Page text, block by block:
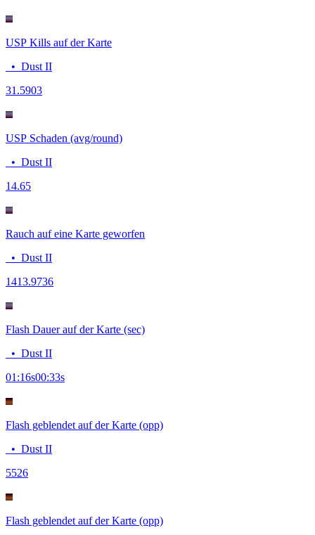
USP Kills auf der Karte
• Dust II
31.5903
USP Schaden (avg/round)
• Dust II
14.65
Rauch auf eine Karte geworfen
• Dust II
1413.9736
Flash Dauer auf der Karte (sec)
• Dust II
01:16s00:33s
Flash geblendet auf der Karte (opp)
• Dust II
5526
Flash geblendet auf der Karte (opp)